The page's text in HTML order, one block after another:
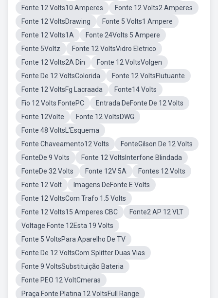
Fonte 12 Volts10 Amperes
Fonte 12 Volts2 Amperes
Fonte 12 VoltsDrawing
Fonte 5 Volts1 Ampere
Fonte 12 Volts1A
Fonte 24Volts 5 Ampere
Fonte 5Voltz
Fonte 12 VoltsVidro Eletrico
Fonte 12 Volts2A Din
Fonte 12 VoltsVolgen
Fonte De 12 VoltsColorida
Fonte 12 VoltsFlutuante
Fonte 12 VoltsFg Lacraada
Fonte14 Volts
Fio 12 Volts FontePC
Entrada DeFonte De 12 Volts
Fonte 12Volte
Fonte 12 VoltsDWG
Fonte 48 VoltsL'Esquema
Fonte Chaveamento12 Volts
FonteGilson De 12 Volts
FonteDe 9 Volts
Fonte 12 VoltsInterfone Blindada
FonteDe 32 Volts
Fonte 12V 5A
Fontes 12 Volts
Fonte 12 Volt
Imagens DeFonte E Volts
Fonte 12 VoltsCom Trafo 1.5 Volts
Fonte 12 Volts15 Amperes CBC
Fonte2 AP 12 VLT
Voltage Fonte 12Esta 19 Volts
Fonte 5 VoltsPara Aparelho De TV
Fonte De 12 VoltsCom Splitter Duas Vias
Fonte 9 VoltsSubstituição Bateria
Fonte PEO 12 VoltCmeras
Praça Fonte Platina 12 VoltsFull Range